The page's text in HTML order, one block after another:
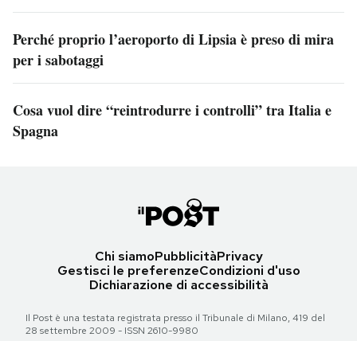
Perché proprio l’aeroporto di Lipsia è preso di mira
per i sabotaggi
Cosa vuol dire “reintrodurre i controlli” tra Italia e
Spagna
Chi siamoPubblicitàPrivacy
Gestisci le preferenzeCondizioni d'uso
Dichiarazione di accessibilità
Il Post è una testata registrata presso il Tribunale di Milano, 419 del
28 settembre 2009 - ISSN 2610-9980